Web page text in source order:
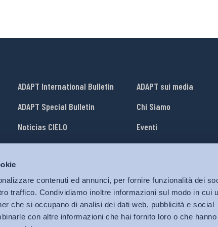
contenuti ed annunci, per fornire funzionalità dei
traffico. Condividiamo inoltre informazioni sul modo in cui
che si occupano di analisi dei dati web, pubblicità e social
con altre informazioni che hai fornito loro o che hanno
ADAPT International Bulletin
ADAPT Special Bulletin
Noticias CIELO
ADAPT sui media
Chi Siamo
Eventi
Lavora con Noi